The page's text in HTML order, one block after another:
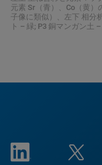
元素 Sr（青）、Co（黄
子像に類似）、左下 相分
ト – 緑; P3 銅マンガン土